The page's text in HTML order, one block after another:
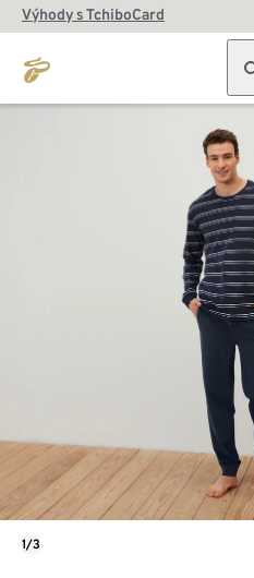
Výhody s TchiboCard
1/3